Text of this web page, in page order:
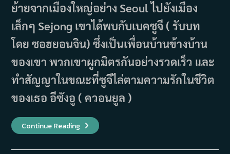
ย้ายจากเมืองใหญ่อย่าง Seoul ไปยังเมือง
เล็กๆ Sejong เขาได้พบกับเบคซูจี ( รับบท
โดย ซอฮยอนจิน) ซึ่งเป็นเพื่อนบ้านข้างบ้าน
ของเขา พวกเขาผูกมิตรกันอย่างรวดเร็ว และ
ทำสัญญาในขณะที่ซูจีไล่ตามความรักในชีวิต
ของเธอ อีซังอู ( ควอนยูล )
Continue Readingเรื่อง
ย่อ